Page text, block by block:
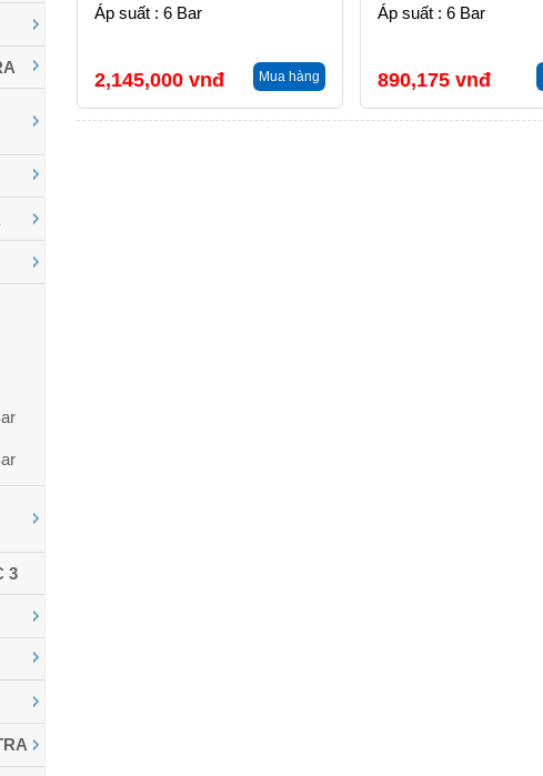
3
Áp suất : 6 Bar
2,145,000 vnđ Mua hàng
Áp suất : 6 Bar
890,175 vnđ